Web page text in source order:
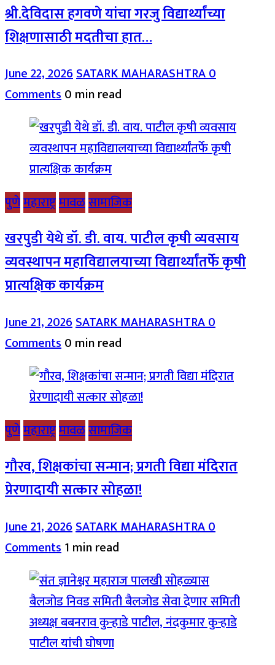
श्री.देविदास हगवणे यांचा गरजु विद्यार्थ्यांच्या
शिक्षणासाठी मदतीचा हात…
June 22, 2026SATARK MAHARASHTRA0
Comments0 min read
पुणेमहाराष्ट्रमावळसामाजिक
खरपुडी येथे डॉ. डी. वाय. पाटील कृषी व्यवसाय
व्यवस्थापन महाविद्यालयाच्या विद्यार्थ्यांतर्फे कृषी
प्रात्यक्षिक कार्यक्रम
June 21, 2026SATARK MAHARASHTRA0
Comments0 min read
पुणेमहाराष्ट्रमावळसामाजिक
गौरव, शिक्षकांचा सन्मान; प्रगती विद्या मंदिरात
प्रेरणादायी सत्कार सोहळा!
June 21, 2026SATARK MAHARASHTRA0
Comments1 min read